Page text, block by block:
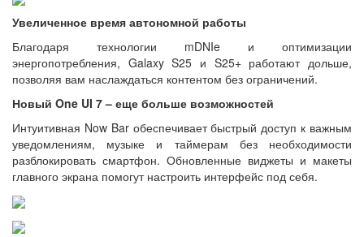
Увеличенное время автономной работы
Благодаря технологии mDNIe и оптимизации
энергопотребления, Galaxy S25 и S25+ работают дольше,
позволяя вам наслаждаться контентом без ограничений.
Новый One UI 7 – еще больше возможностей
Интуитивная Now Bar обеспечивает быстрый доступ к важным
уведомлениям, музыке и таймерам без необходимости
разблокировать смартфон. Обновленные виджеты и макеты
главного экрана помогут настроить интерфейс под себя.